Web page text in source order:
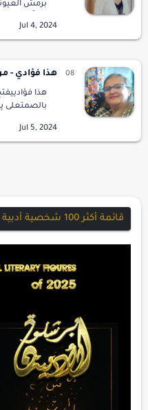
برمش
أن تجبر من
هذا فؤادي -
هذا فؤادييفتح
بالصمتعلى
نشوةًغنيمة
قائمة أكثر 100 شخصية أدبية تأثيرًا في عام 2025